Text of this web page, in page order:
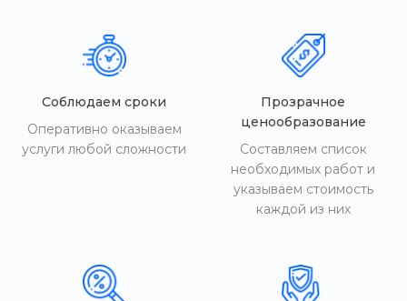
Соблюдаем сроки
Оперативно оказываем
услуги любой сложности
Прозрачное
ценообразование
Составляем список
необходимых работ и
указываем стоимость
каждой из них